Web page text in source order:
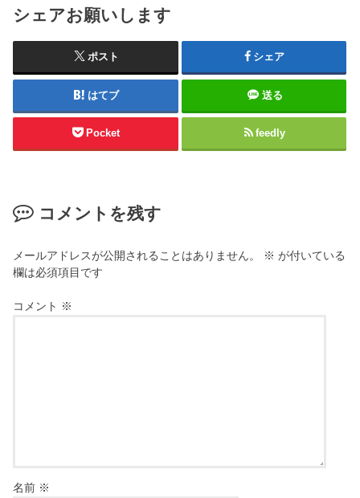
シェアお願いします
ポスト シェア
はてブ 送る
Pocket feedly
コメントを残す
メールアドレスが公開されることはありません。 ※ が付いている
欄は必須項目です
コメント ※
名前 ※